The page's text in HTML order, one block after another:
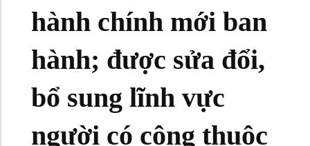
hành chính mới ban
hành; được sửa đổi,
bổ sung lĩnh vực
người có công thuộc